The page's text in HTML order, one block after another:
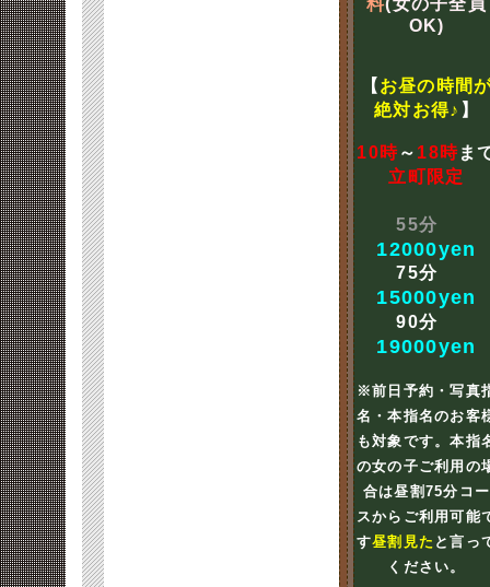
料(女の子全員
OK)
【 お昼の時間
絶対お得♪ 】
10時～ 18時ま
立町限定
55分
12000yen
75分
15000yen
90分
19000yen
※前日予約・写真
名・本指名のお客
も対象です。本指
の女の子ご利用の
合は昼割75分コー
スからご利用可能
す昼割見た と言っ
ください。